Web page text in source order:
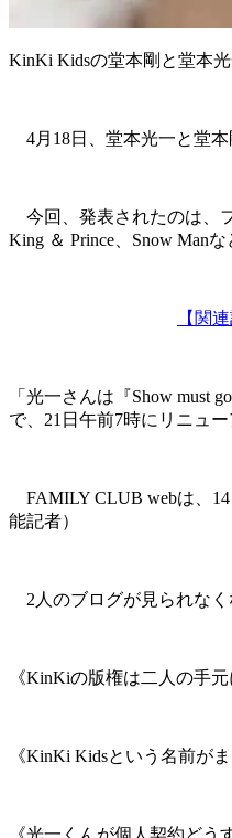
KinKi Kidsの堂本剛と堂本
4月18日、堂本光一と堂本
今回、発表されたのは、
King ＆ Prince、Snow Man
【関
「光一さんは『Show
で、21日午前7時にリニュ
FAMILY CLUB webは、
能記者）
2人のブログが見られなく
《KinKiの版権は二人の手
《KinKi Kidsという名前が
《光一くんが個人契約ど